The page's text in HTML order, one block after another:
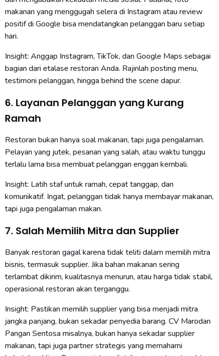
makanan yang menggugah selera di Instagram atau review
positif di Google bisa mendatangkan pelanggan baru setiap
hari.
Insight: Anggap Instagram, TikTok, dan Google Maps sebagai
bagian dari etalase restoran Anda. Rajinlah posting menu,
testimoni pelanggan, hingga behind the scene dapur.
6. Layanan Pelanggan yang Kurang
Ramah
Restoran bukan hanya soal makanan, tapi juga pengalaman.
Pelayan yang jutek, pesanan yang salah, atau waktu tunggu
terlalu lama bisa membuat pelanggan enggan kembali.
Insight: Latih staf untuk ramah, cepat tanggap, dan
komunikatif. Ingat, pelanggan tidak hanya membayar makanan,
tapi juga pengalaman makan.
7. Salah Memilih Mitra dan Supplier
Banyak restoran gagal karena tidak teliti dalam memilih mitra
bisnis, termasuk supplier. Jika bahan makanan sering
terlambat dikirim, kualitasnya menurun, atau harga tidak stabil,
operasional restoran akan terganggu.
Insight: Pastikan memilih supplier yang bisa menjadi mitra
jangka panjang, bukan sekadar penyedia barang. CV Marodan
Pangan Sentosa misalnya, bukan hanya sekadar supplier
makanan, tapi juga partner strategis yang memahami